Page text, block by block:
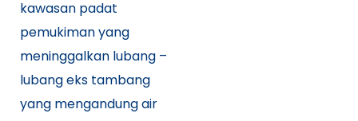
kawasan padat
pemukiman yang
meninggalkan lubang –
lubang eks tambang
yang mengandung air